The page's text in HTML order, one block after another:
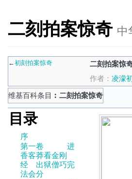
二刻拍案惊奇 中
←初刻拍案惊奇
二刻拍案惊
作者： 凌濛
维基百科条目 ︰二刻拍案惊奇
目录
序
第一卷 进
香客莽看金刚
经 出狱僧巧完
法会分